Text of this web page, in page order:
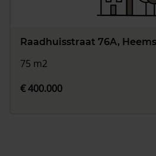
Raadhuisstraat 76A,
75 m2
€ 400.000